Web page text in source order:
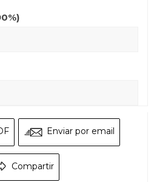
%)
Enviar por email
Compartir